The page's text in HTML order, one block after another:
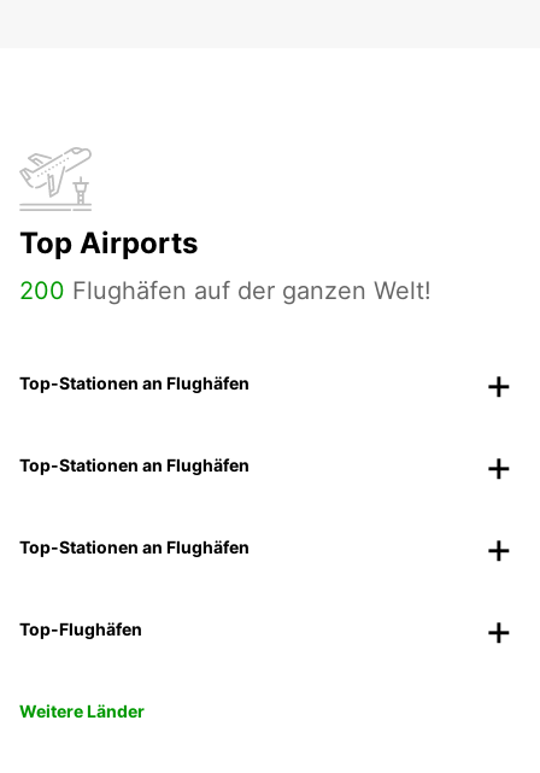
Top Airports
200 Flughäfen auf der ganzen Welt!
Top-Stationen an Flughäfen
Top-Stationen an Flughäfen
Top-Stationen an Flughäfen
Top-Flughäfen
Weitere Länder